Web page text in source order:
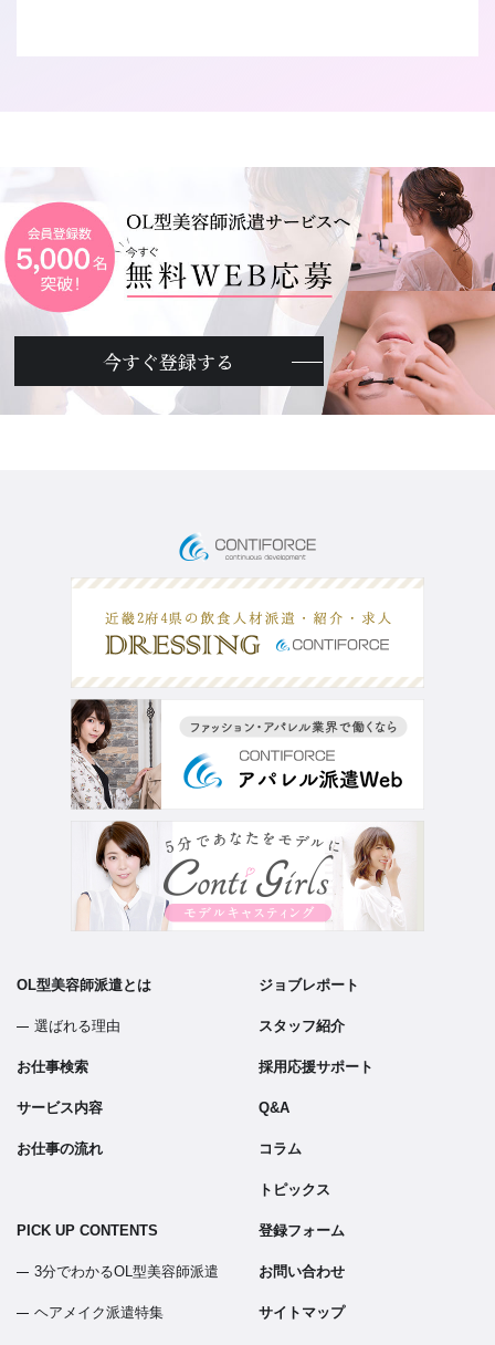
今すぐ登録する
OL型美容師派遣とは
選ばれる理由
お仕事検索
サービス内容
お仕事の流れ
ジョブレポート
スタッフ紹介
採用応援サポート
Q&A
コラム
トピックス
PICK UP CONTENTS
3分でわかるOL型美容師派遣
ヘアメイク派遣特集
登録フォーム
お問い合わせ
サイトマップ